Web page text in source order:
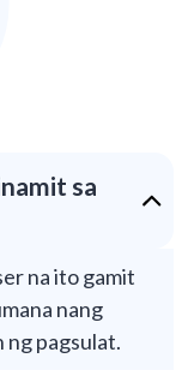
sa
na ito gamit
nang
ng pagsulat.